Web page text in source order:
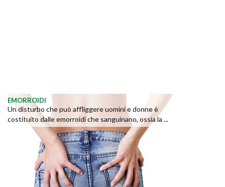
EMORROIDI
Un disturbo che può affliggere uomini e donne è
costituito dalle emorroidi che sanguinano, ossia la ...